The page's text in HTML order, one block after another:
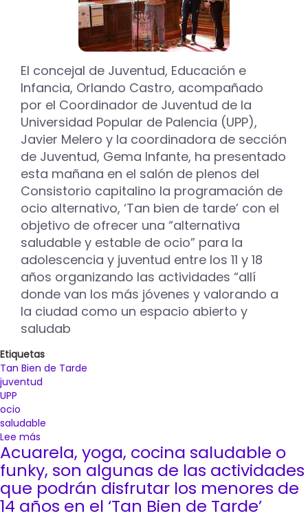
El concejal de Juventud, Educación e
Infancia, Orlando Castro, acompañado
por el Coordinador de Juventud de la
Universidad Popular de Palencia (UPP),
Javier Melero y la coordinadora de sección
de Juventud, Gema Infante, ha presentado
esta mañana en el salón de plenos del
Consistorio capitalino la programación de
ocio alternativo, ‘Tan bien de tarde’ con el
objetivo de ofrecer una “alternativa
saludable y estable de ocio” para la
adolescencia y juventud entre los 11 y 18
años organizando las actividades “allí
donde van los más jóvenes y valorando a
la ciudad como un espacio abierto y
saludab
Etiquetas
Tan Bien de Tarde
juventud
UPP
ocio
saludable
Lee más
Regresa
a
Palencia
una
nueva
Acuarela, yoga, cocina saludable o
funky, son algunas de las actividades
que podrán disfrutar los menores de
14 años en el ‘Tan Bien de Tarde’